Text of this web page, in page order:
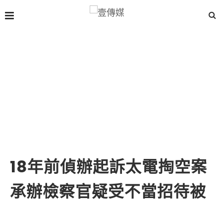
18年前偵辦起訴太電掏空案
承辦檢察官疑受不當招待被